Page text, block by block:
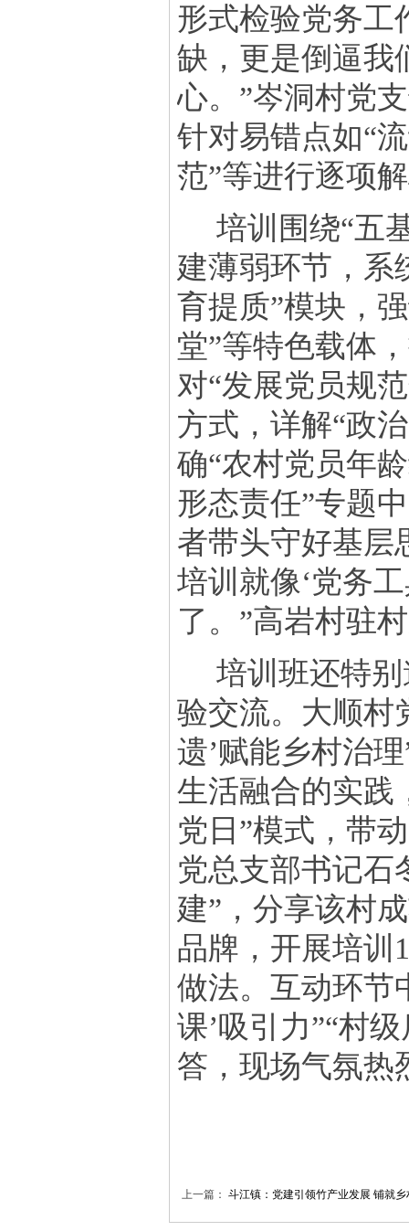
形式检验党务工
缺，更是倒逼我
心。”岑洞村党
针对易错点如“
范”等进行逐项
培训围绕“五
建薄弱环节，系
育提质”模块，
堂”等特色载体
对“发展党员规
方式，详解“政
确“农村党员年
形态责任”专题
者带头守好基层
培训就像‘党务
了。”高岩村驻
培训班还特
验交流。大顺村
遗’赋能乡村治
生活融合的实践
党日”模式，带动
党总支部书记石
建”，分享该村
品牌，开展培训
做法。互动环节
课’吸引力”“村
答，现场气氛热
上一篇： 斗江镇：党建引领竹产业发展 铺就